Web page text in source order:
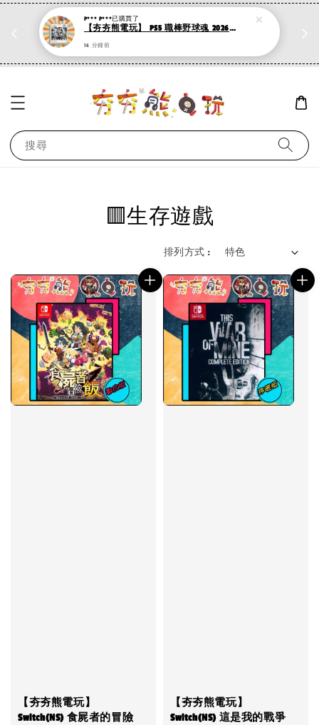
PS系列遊戲 滿500折50，加購第二件再打95折
搜尋
🟥生存遊戲
排列方式 :
【夯夯熊電玩】
Switch(NS) 食屍者的冒險
【夯夯熊電玩】
Switch(NS) 這是我的戰爭
P*** P***已購買了
【夯夯熊電玩】 PS5 職棒野球魂 2026 :mahjong:(數位版)
16 分鐘前